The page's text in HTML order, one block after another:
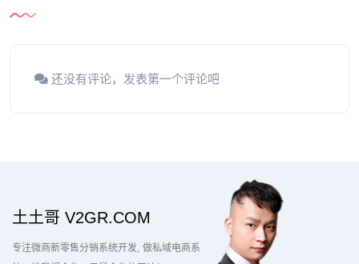
还没有评论，发表第一个评论吧
土土哥 V2GR.COM
专注微商新零售分销系统开发 做私域电商系